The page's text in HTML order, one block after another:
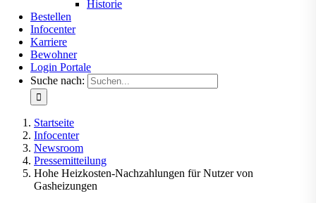
Historie
Bestellen
Infocenter
Karriere
Bewohner
Login Portale
Suche nach:
Startseite
Infocenter
Newsroom
Pressemitteilung
Hohe Heizkosten-Nachzahlungen für Nutzer von
Gasheizungen